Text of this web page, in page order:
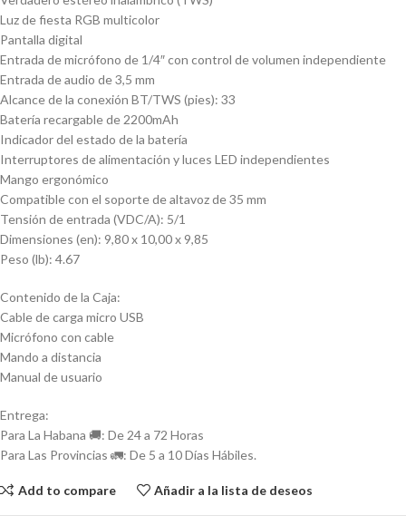
Luz de fiesta RGB multicolor
Pantalla digital
Entrada de micrófono de 1/4″ con control de volumen independiente
Entrada de audio de 3,5 mm
Alcance de la conexión BT/TWS (pies): 33
Batería recargable de 2200mAh
Indicador del estado de la batería
Interruptores de alimentación y luces LED independientes
Mango ergonómico
Compatible con el soporte de altavoz de 35 mm
Tensión de entrada (VDC/A): 5/1
Dimensiones (en): 9,80 x 10,00 x 9,85
Peso (lb): 4.67
Contenido de la Caja:
Cable de carga micro USB
Micrófono con cable
Mando a distancia
Manual de usuario
Entrega:
Para La Habana 🚚: De 24 a 72 Horas
Para Las Provincias 🚛: De 5 a 10 Días Hábiles.
Add to compare Añadir a la lista de deseos